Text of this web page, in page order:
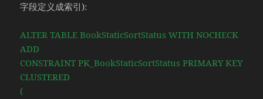
字段定义成索引):
ALTER TABLE BookStaticSortStatus WITH NOCHECK
ADD
CONSTRAINT PK_BookStaticSortStatus PRIMARY KEY
CLUSTERED
(